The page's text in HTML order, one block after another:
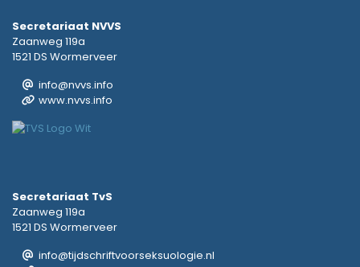
Secretariaat NVVS
Zaanweg 119a
1521 DS Wormerveer
info@nvvs.info
www.nvvs.info
Secretariaat TvS
Zaanweg 119a
1521 DS Wormerveer
info@tijdschriftvoorseksuologie.nl